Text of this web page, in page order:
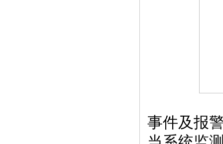
事件及报